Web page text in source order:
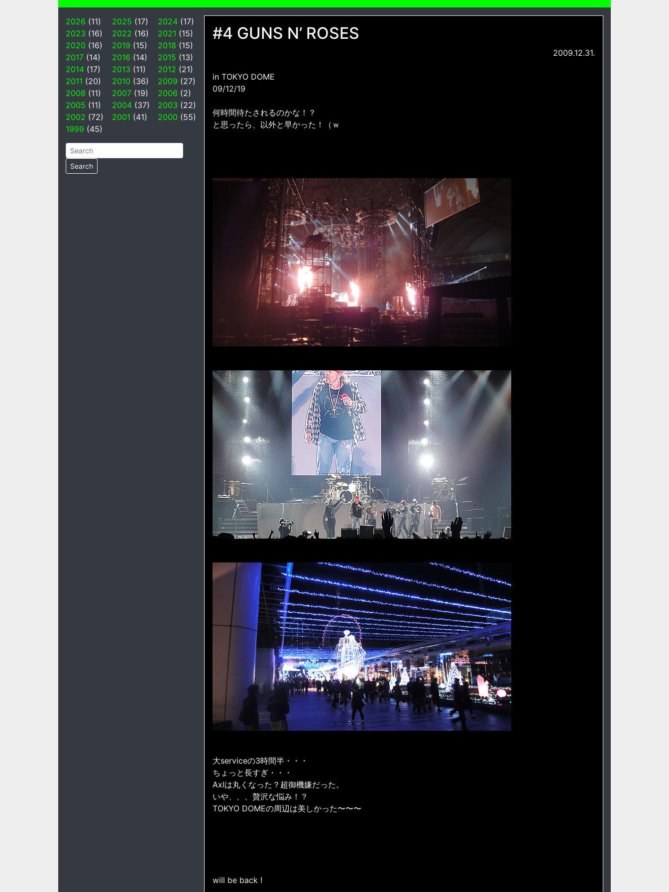
2026 (11) 2025 (17) 2024 (17)
2023 (16) 2022 (16) 2021 (15)
2020 (16) 2019 (15) 2018 (15)
2017 (14) 2016 (14) 2015 (13)
2014 (17) 2013 (11) 2012 (21)
2011 (20) 2010 (36) 2009 (27)
2008 (11) 2007(19) 2006 (2)
2005 (11) 2004(37) 2003 (22)
2002 (72) 2001 (41) 2000 (55)
1999 (45)
#4 GUNS N’ ROSES
2009.12.31.
in TOKYO DOME
09/12/19
何時間待たされるのかな！？
と思ったら、以外と早かった！（ｗ
大serviceの3時間半・・・
ちょっと長すぎ・・・
Axlは丸くなった？超御機嫌だった。
いや、、、贅沢な悩み！？
TOKYO DOMEの周辺は美しかった〜〜〜
will be back !